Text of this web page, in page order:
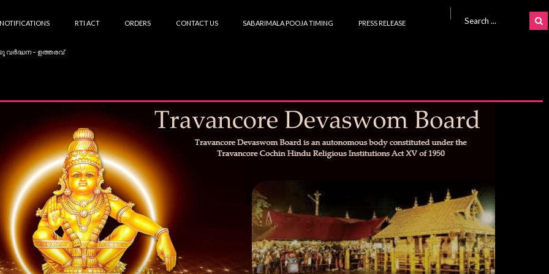
NOTIFICATIONS RTI ACT ORDERS CONTACT US SABARIMALA POOJA TIMING PRESS RELEASE
വർദ്ധന – ഉത്തരവ്